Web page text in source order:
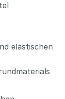
elastischen